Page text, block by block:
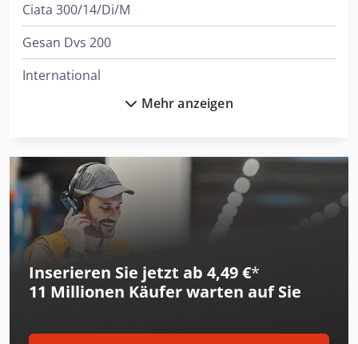
Ciata 300/14/Di/M
Gesan Dvs 200
International
International 1046
International 1246
International 1255
International 1455
International 323
International 433
Mehr anzeigen
Inserieren Sie jetzt ab 4,49 €*
11 Millionen Käufer warten auf Sie